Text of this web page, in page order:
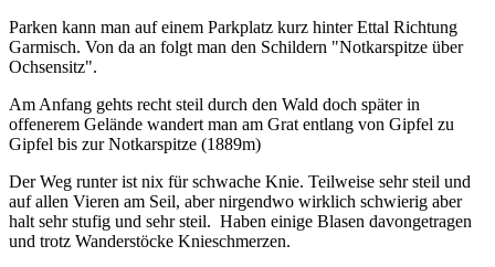
Parken kann man auf einem Parkplatz kurz hinter Ettal Richtung
Garmisch. Von da an folgt man den Schildern "Notkarspitze über
Ochsensitz".
Am Anfang gehts recht steil durch den Wald doch später in
offenerem Gelände wandert man am Grat entlang von Gipfel zu
Gipfel bis zur Notkarspitze (1889m)
Der Weg runter ist nix für schwache Knie. Teilweise sehr steil und
auf allen Vieren am Seil, aber nirgendwo wirklich schwierig aber
halt sehr stufig und sehr steil. Haben einige Blasen davongetragen
und trotz Wanderstöcke Knieschmerzen.